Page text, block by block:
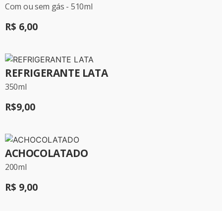
Com ou sem gás - 510ml
R$ 6,00
REFRIGERANTE LATA
350ml
R$9,00
ACHOCOLATADO
200ml
R$ 9,00